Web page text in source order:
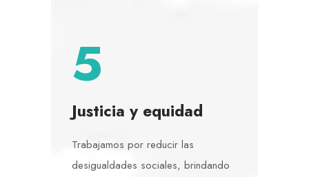
5
Justicia y equidad
Trabajamos por reducir las
desigualdades sociales, brindando